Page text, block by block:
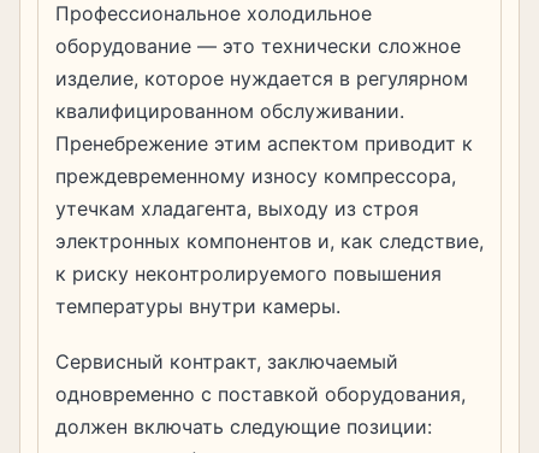
Профессиональное холодильное
оборудование — это технически сложное
изделие, которое нуждается в регулярном
квалифицированном обслуживании.
Пренебрежение этим аспектом приводит к
преждевременному износу компрессора,
утечкам хладагента, выходу из строя
электронных компонентов и, как следствие,
к риску неконтролируемого повышения
температуры внутри камеры.
Сервисный контракт, заключаемый
одновременно с поставкой оборудования,
должен включать следующие позиции: